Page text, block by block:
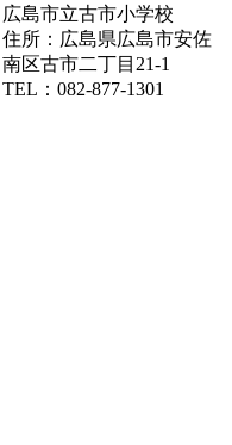
広島市立古市小学校
住所：広島県広島市安佐
南区古市二丁目21-1
TEL：082-877-1301